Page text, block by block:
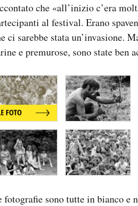
che «all’inizio c’era
al festival. Erano
ci sarebbe stata un’invasione.
e premurose, sono state ben
fotografie sono tutte in bianco e